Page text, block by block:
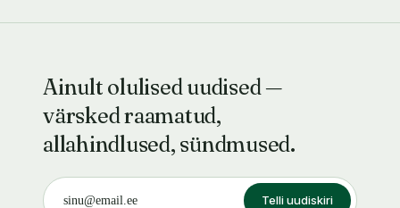
Ainult olulised uudised —
värsked raamatud,
allahindlused, sündmused.
Telli uudiskiri